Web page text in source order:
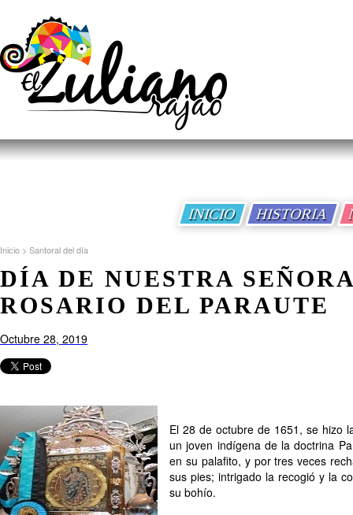
INICIO HISTORIA
DÍA DE NUESTRA
ROSARIO DEL PARAUTE
Inicio > Santoral del día
Octubre 28, 2019
El 28 de octubre de 1651, se hizo
un joven indígena de la doctrina
en su palafito, y por tres veces
sus pies; intrigado la recogió y la
su bohío.